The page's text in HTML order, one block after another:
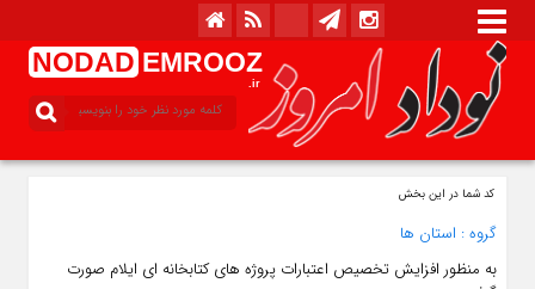
NODAD EMROOZ
.ir
کد شما در این بخش
گروه : استان ها
به منظور افزایش تخصیص اعتبارات پروژه های کتابخانه ای ایلام صورت